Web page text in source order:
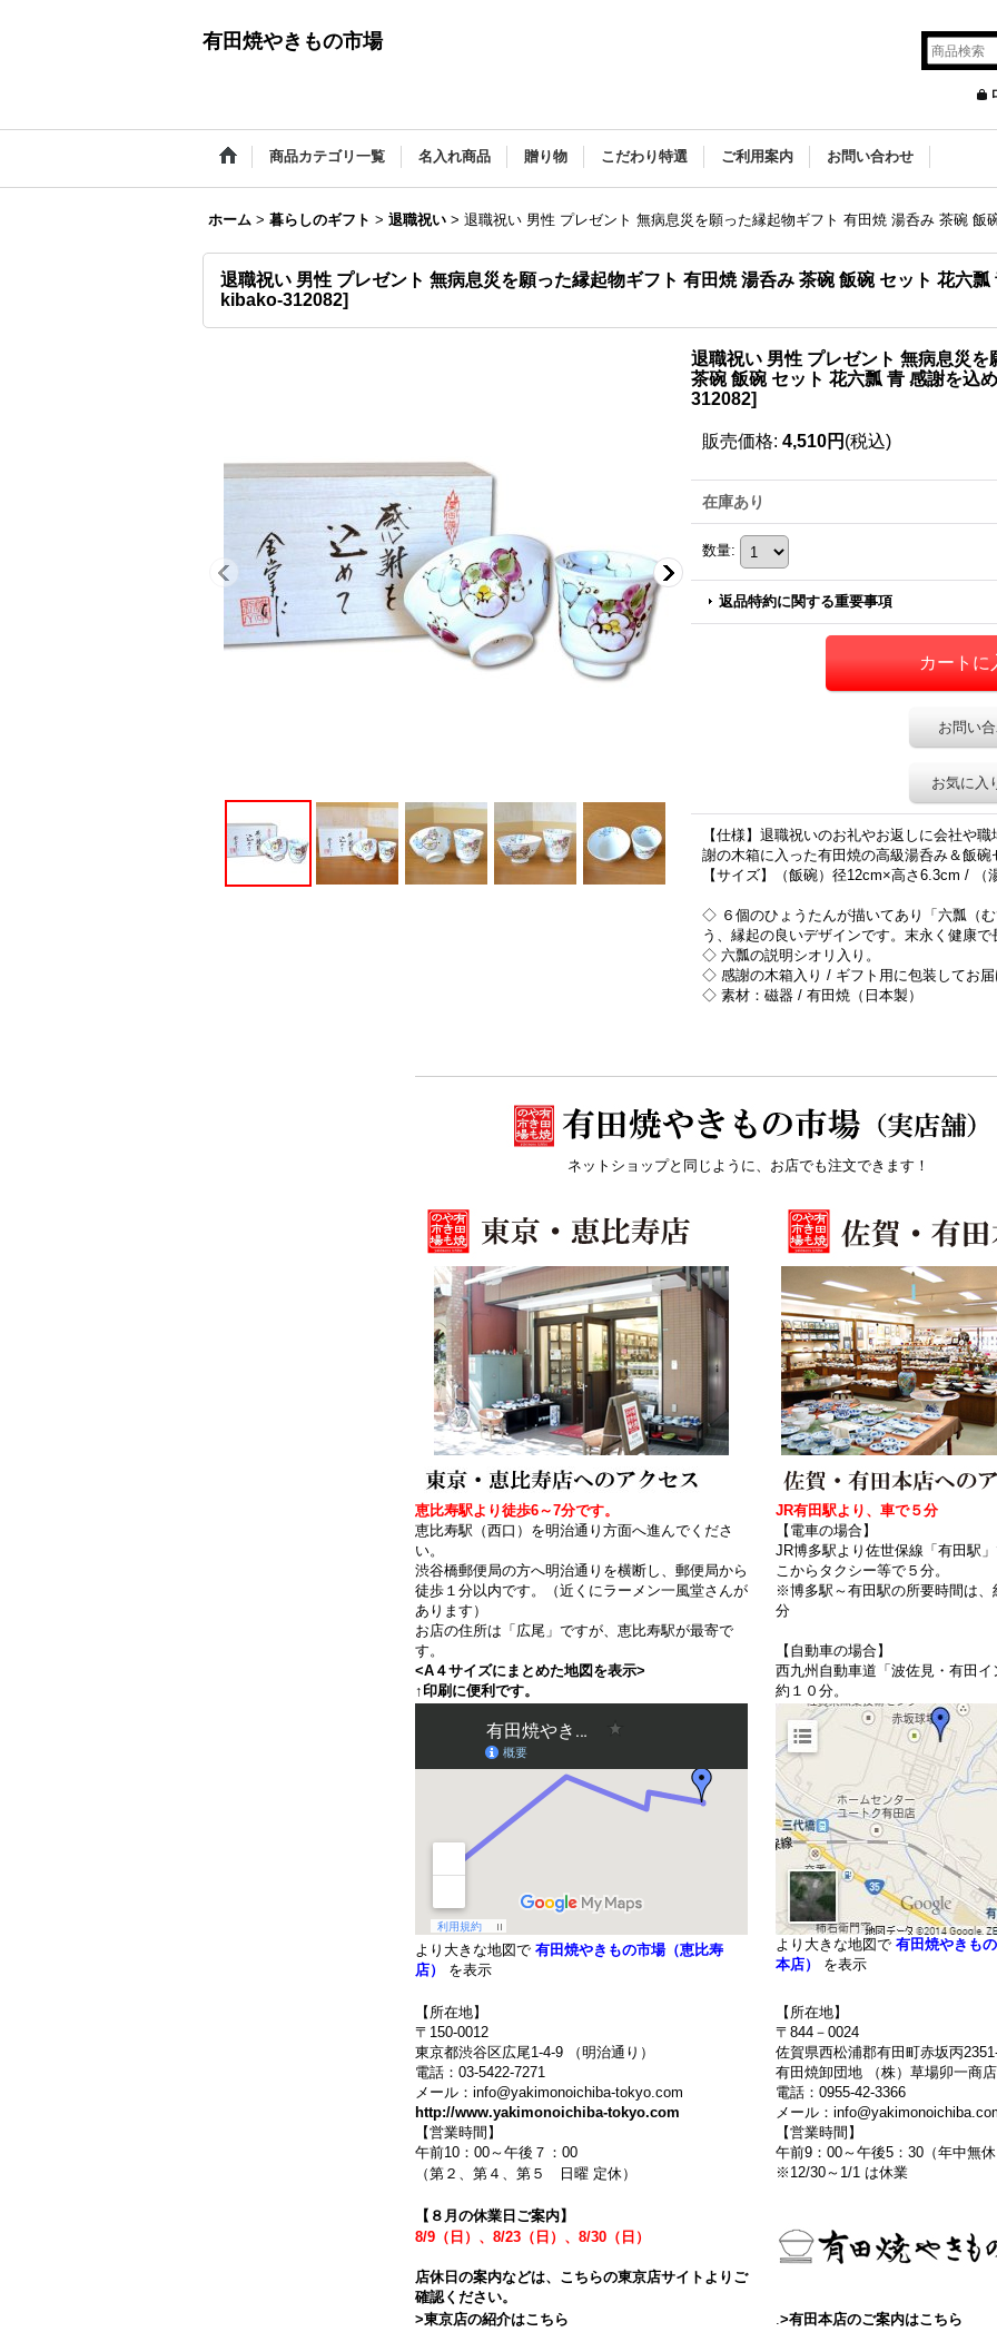
有田焼やきもの市場
商品カテゴリ一覧 名入れ商品 贈り物 こだわり特選 ご利用案内 お問い合わせ
ホーム > 暮らしのギフト > 退職祝い > 退職祝い 男性 プレゼント 無病息災を願った縁起物ギフト 有田焼 湯呑み 茶碗 飯
退職祝い 男性 プレゼント 無病息災を願った縁起物ギフト 有田焼 湯呑み 茶碗 飯碗 セット 花六
kibako-312082]
退職祝い 男性 プレゼント 無病息災
茶碗 飯碗 セット 花六瓢 青 感謝を込
312082]
販売価格: 4,510円 (税込)
在庫あり
数量:
返品特約に関する重要事項
お問い
お気に入
【仕様】退職祝いのお礼やお返しに会社や
謝の木箱に入った有田焼の高級湯呑み＆飯碗
【サイズ】（飯碗）径12cm×高さ6.3cm /
◇ ６個のひょうたんが描いてあり「六瓢（
う、縁起の良いデザインです。末永く健康
◇ 六瓢の説明シオリ入り。
◇ 感謝の木箱入り / ギフト用に包装してお
◇ 素材：磁器 / 有田焼（日本製）
ネットショップと同じように、お店でも注文できます！
恵比寿駅より徒歩6～7分です。
恵比寿駅（西口）を明治通り方面へ進んでくださ
い。
渋谷橋郵便局の方へ明治通りを横断し、郵便局から
徒歩１分以内です。（近くにラーメン一風堂さんが
あります）
お店の住所は「広尾」ですが、恵比寿駅が最寄で
す。
<A４サイズにまとめた地図を表示>
↑印刷に便利です。
JR有田駅より、車で５分
【電車の場合】
JR博多駅より佐世保線「有田駅
こからタクシー等で５分。
※博多駅～有田駅の所要時間は、
分
【自動車の場合】
西九州自動車道「波佐見・有田イ
約１０分。
より大きな地図で 有田焼やきもの市場（恵比寿
店）
を表示
より大きな地図で 有田焼やきも
本店）
を表示
【所在地】
〒150-0012
東京都渋谷区広尾1-4-9 （明治通り）
電話：03-5422-7271
メール：info@yakimonoichiba-tokyo.com
http://www.yakimonoichiba-tokyo.com
【営業時間】
午前10：00～午後７：00
（第２、第４、第５ 日曜 定休）
【８月の休業日ご案内】
8/9（日）、8/23（日）、8/30（日）
店休日の案内などは、こちらの東京店サイトよりご
確認ください。
【所在地】
〒844－0024
佐賀県西松浦郡有田町赤坂丙
有田焼卸団地 （株）草場卯一商店
電話：0955-42-3366
メール：
【営業時間】
午前9：00～午後5：30（年中
※12/30～1/1 は休業
>東京店の紹介はこちら .>有田本店のご案内はこちら